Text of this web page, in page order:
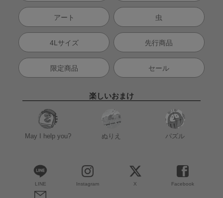
アート 虫
4Lサイズ 先行商品
限定商品 セール
楽しいおまけ
May I help you? ぬりえ パズル
LINE Instagram X Facebook